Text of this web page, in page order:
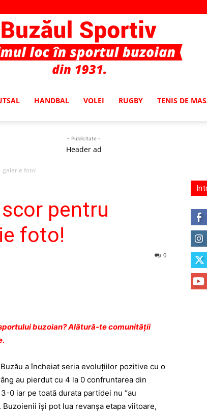
HANDBAL VOLEI RUGBY TENIS DE
- Publicitate -
Header ad
galerie foto!
pentru
foto!
0
buzoian? Alătură-te comunității
a încheiat seria evoluţiilor pozitive cu o
au pierdut cu 4 la 0 confruntarea din
0 iar pe toată durata partidei nu “au
îşi pot lua revanşa etapa viitoare,